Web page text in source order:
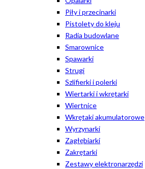
Piły i przecinarki
Pistolety do kleju
Radia budowlane
Smarownice
Spawarki
Strugi
Szlifierki i polerki
Wiertarki i wkrętarki
Wiertnice
Wkrętaki akumulatorowe
Wyrzynarki
Zagłębiarki
Zakrętarki
Zestawy elektronarzędzi